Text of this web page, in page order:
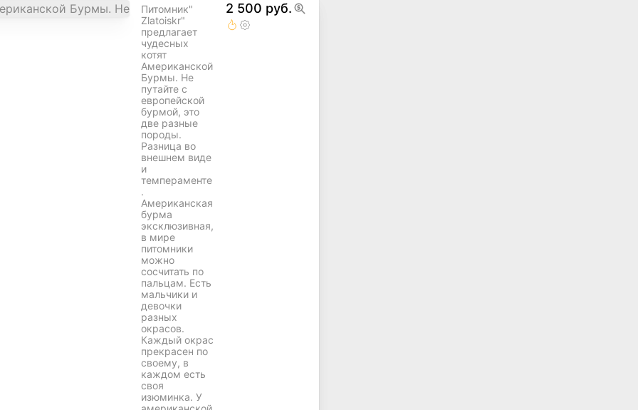
Питомник"
Zlatoiskr"
предлагает
чудесных
котят
Американской
Бурмы. Не
путайте с
европейской
бурмой, это
две разные
породы.
Разница во
внешнем виде
и
темпераменте
.
Американская
бурма
эксклюзивная,
в мире
питомники
можно
сосчитать по
пальцам. Есть
мальчики и
девочки
разных
окрасов.
Каждый окрас
прекрасен по
своему, в
каждом есть
своя
изюминка. У
2 500 руб.